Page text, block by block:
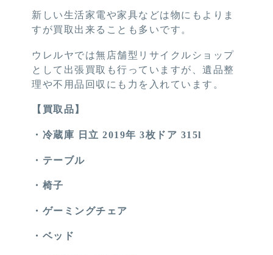
新しい生活家電や家具などは物にもよりま
すが買取出来ることも多いです。
ウレルヤでは無店舗型リサイクルショップ
として出張買取も行っていますが、遺品整
理や不用品回収にも力を入れています。
【買取品】
・冷蔵庫 日立 2019年 3枚ドア 315l
・テーブル
・椅子
・ゲーミングチェア
・ベッド